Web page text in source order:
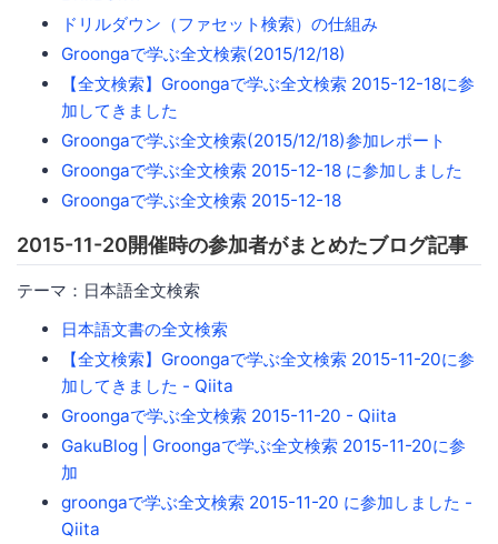
ドリルダウン（ファセット検索）の仕組み
Groongaで学ぶ全文検索(2015/12/18)
【全文検索】Groongaで学ぶ全文検索 2015-12-18に参
加してきました
Groongaで学ぶ全文検索(2015/12/18)参加レポート
Groongaで学ぶ全文検索 2015-12-18 に参加しました
Groongaで学ぶ全文検索 2015-12-18
2015-11-20開催時の参加者がまとめたブログ記事
テーマ：日本語全文検索
日本語文書の全文検索
【全文検索】Groongaで学ぶ全文検索 2015-11-20に参
加してきました - Qiita
Groongaで学ぶ全文検索 2015-11-20 - Qiita
GakuBlog | Groongaで学ぶ全文検索 2015-11-20に参
加
groongaで学ぶ全文検索 2015-11-20 に参加しました -
Qiita